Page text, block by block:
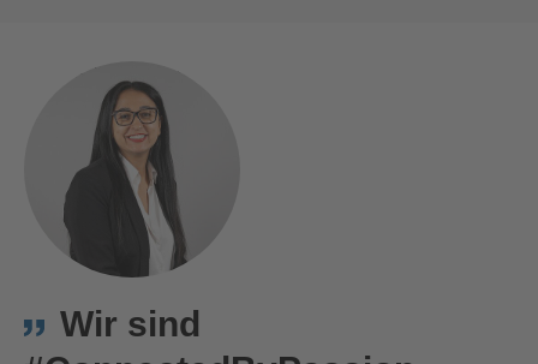
powered by
Bernd Schwendinger
Wir sind